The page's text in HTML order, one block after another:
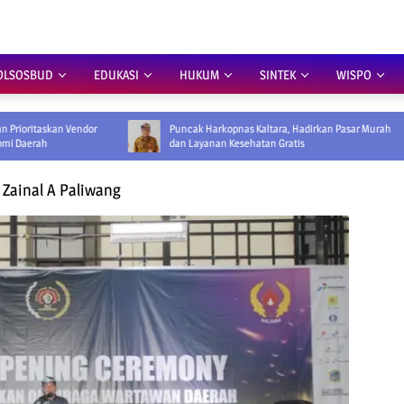
EDUKASI HUKUM SINTEK WISPO
Puncak Harkopnas Kaltara, Hadirkan Pasar Murah
dan Layanan Kesehatan Gratis
Zainal A Paliwang